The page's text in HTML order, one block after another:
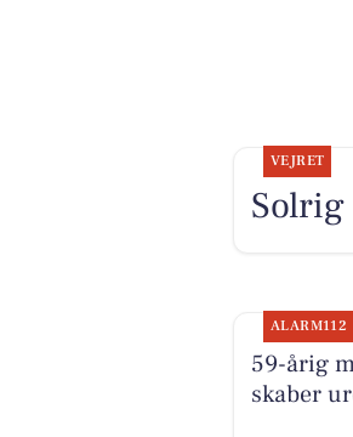
VEJRET
ALARM112
59-årig
skaber